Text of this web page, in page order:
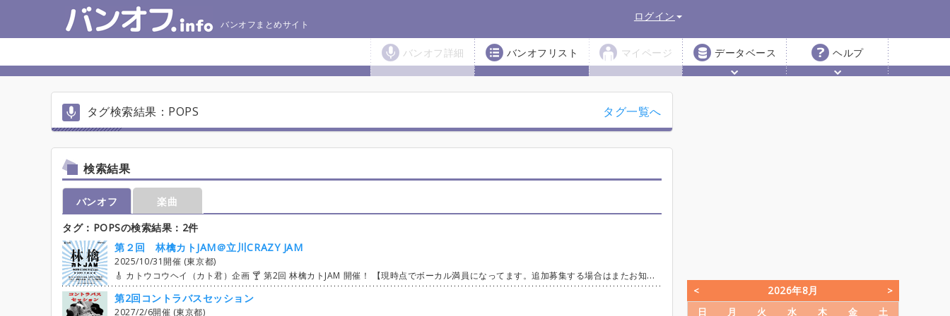
バンオフまとめサイト
ログイン
バンオフ詳細 バンオフリスト マイページ データベース ヘルプ
タグ検索結果：POPS タグ一覧へ
検索結果
バンオフ
楽曲
タグ：POPSの検索結果：2件
第２回 林檎カトJAM＠立川CRAZY JAM
2025/10/31開催 (東京都)
🎸 カトウコウヘイ（カト君）企画 🍸 第2回 林檎カトJAM 開催！ 【現時点でボーカル満員になってます。追加募集する場合はまたお知らせします】 1週間がんばった金曜日の夜に、 椎名林檎・東京事変の楽曲でセッションしながら乾杯＆音遊びしませんか？ 完コピだけじゃない、ちょっとしたリズムチェンジやアレンジ遊びも大歓迎。 各パートのホストもあるので安心して演奏を楽しめます 「林檎って、こんな風にもできるんだ！」という新しい発見があるかも？ 演奏しても、見学しても楽しめる、自由でゆるめな音楽時間です。 ❝音とリズムでつながる❞林檎カトJAM 気になったら、まずは一歩♪ ご参加、お待ちしてます！ 参加エントリーは8月15日20時〜になります！ エントリー後の曲のやり取りはLINEのグループチャットで行います。主催からのお知らせなど見逃さないようにお願いします。 ★第2回 林檎カトJAM@立川CRAZYJAM★ 日時 2025年 10月31日（金） 19：00オープン 19：30スタート～22：30終了予定 会場 立川 CRAZY JAM http://www.crazyjam.com 参加料金 3,500円（税込、２ドリンク券付） 見学料金 3,200円（税込、２ドリンク券付） 進行・ホスト カト君（Bs.）いかひろ（Pf.）つるみっち店長（Dr.） 他 ※高校生以下のご参加は、保護者の同伴が必要です。 チケットサイト https://passmarket.yahoo.co.jp/event/show/detail/01jb0gxchgm41.html 当日現金でのお支払いも可能です。 【エントリーについて】 https://docs.google.com/spreadsheets/d/1pZDCyxTcGKEEHOHASFlNu_j1tD3fvJZy/edit?usp=drivesdk&ouid=101268330639389583883&rtpof=true&sd=true カトウの方でも告知させていただき、直接僕に連絡があったパートについては参加数の調整をしております。 ご承知ください！(バンオフでの参加表明を優先します) ◆ボーカル……《６名募集！→現時点満員》 ◆各楽器プレイヤー 《4名程度》 【リクエストについて】 一人1曲リクエストを受け付けます。 上限10曲で事前リクエストの受付は終了します。 アルバムなど、バージョン指定は、リクエスト主が行ってください。 音源入手が難しいバージョンは避けてください。 ※ホストからの提案曲を入れさせていただく場合があります。 ※デュエット曲に関しては、すべて「ボーカル便乗」扱いとしてカウントします。 【便乗について】 便乗に関しては、都度コメントでルールを説明します。 【そのほかのご注意など】 ・曲全体のキーの移調希望は、トラブルの元なのでなしといたします。 ・歌詞や譜面、音源の用意はございません。 ・コミュ内で公に音源のやり取りを示唆することはお控えいただいております。 ・上記ルールによらずに対応する場合があります。了承ください。 【ご参加規程】 CRAZY JAMは、皆様に楽しんでいただく為にイベントを企画運営しております。 ご参加にあたり、以下ご協力をお願い致します。 ◎各イベントでは、担当スタッフの指示に従いスムーズな運営にご協力下さい。 なおイベントの性質上、様々な状況を考慮してルールは流動的なものであると考えています。 よって既存のルールは状況に応じて変更される場合がございます。 ◎また以下の場合、イベントの参加申し込みをご遠慮させて頂くことがあります。 ・スタッフの指示にご同意いただけない場合 ・第三者の迷惑になるような行為をされた場合 ・当社の円滑な業務を妨げるような行為をされた場合。または、その恐れがある場合。 不適切と思われるコメントは予告なしに削除させていただく事がございます。 何卒ご理解ご協力の程よろしくお願いいたします。
第2回コントラバスセッション
2027/2/6開催 (東京都)
2026年8月
日 月 火 水 木 金
土